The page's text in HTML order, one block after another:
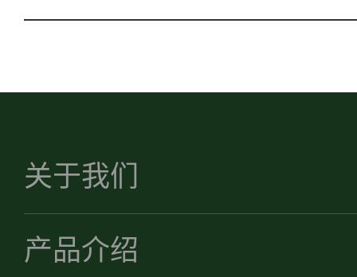
关于我们
产品介绍